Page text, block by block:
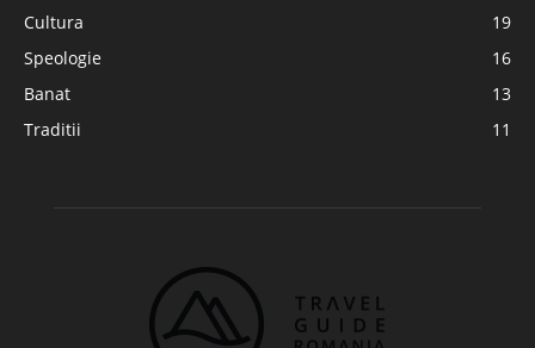
Cultura
19
Speologie
16
Banat
13
Traditii
11